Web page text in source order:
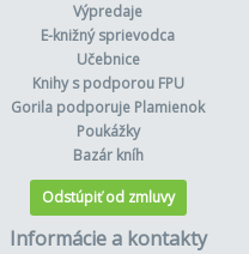
Výpredaje
E-knižný sprievodca
Učebnice
Knihy s podporou FPU
Gorila podporuje Plamienok
Poukážky
Bazár kníh
Odstúpiť od zmluvy
Informácie a kontakty